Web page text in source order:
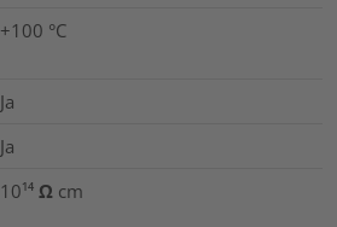
+100 °C
Ja
Ja
10¹⁴ Ω cm